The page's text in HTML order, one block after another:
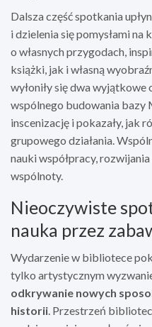
Dalsza część spotkania
i dzielenia się pomysłami na
o własnych przygodach,
książki, jak i własną
wyłoniły się dwa
wspólnego budowania bazy
inscenizację i pokazały, jak
grupowego działania.
nauki współpracy,
wspólnoty.
Nieoczywiste
nauka przez
Wydarzenie w bibliotece
tylko artystycznym
odkrywanie nowych
historii. Przestrzeń